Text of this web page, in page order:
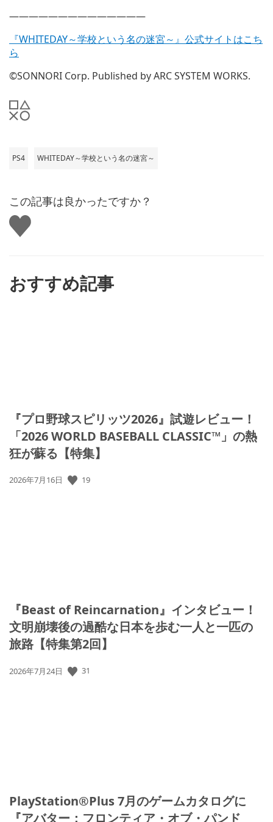
——————————————
『WHITEDAY～学校という名の迷宮～』公式サイトはこち
ら
©SONNORI Corp. Published by ARC SYSTEM WORKS.
PS4 WHITEDAY～学校という名の迷宮～
この記事は良かったですか？
い
い
おすすめ記事
『プロ野球スピリッツ2026』試遊レビュー！
「2026 WORLD BASEBALL CLASSIC™」の熱
狂が蘇る【特集】
公
2026年7月16日 19
『Beast of Reincarnation』インタビュー！
文明崩壊後の過酷な日本を歩む一人と一匹の
旅路【特集第2回】
公
2026年7月24日 31
PlayStation®Plus 7月のゲームカタログに
『アバター：フロンティア・オブ・パンド